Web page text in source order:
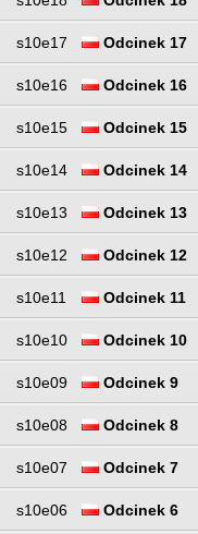
s10e17 Odcinek 17
s10e16 Odcinek 16
s10e15 Odcinek 15
s10e14 Odcinek 14
s10e13 Odcinek 13
s10e12 Odcinek 12
s10e11 Odcinek 11
s10e10 Odcinek 10
s10e09 Odcinek 9
s10e08 Odcinek 8
s10e07 Odcinek 7
s10e06 Odcinek 6